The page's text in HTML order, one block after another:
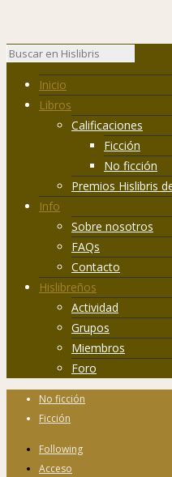
Inicio
Libros
Calificaciones
Ficción
No ficción
Premios Hislibris
Info
Sobre nosotros
FAQs
Contacto
Hislibreños
Actividad
Grupos
Miembros
Foro
No ficción
Ficción
Following
Acceso